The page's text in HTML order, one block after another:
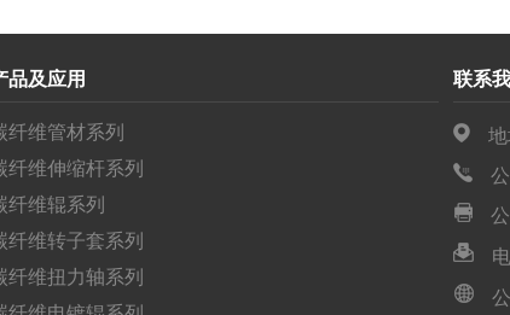
品及应用
纤维管材系列
纤维伸缩杆系列
纤维辊系列
纤维转子套系列
纤维扭力轴系列
联系